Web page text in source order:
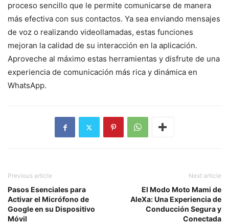
proceso sencillo que le permite comunicarse de manera
más efectiva con sus contactos. Ya sea enviando mensajes
de voz o realizando videollamadas, estas funciones
mejoran la calidad de su interacción en la aplicación.
Aproveche al máximo estas herramientas y disfrute de una
experiencia de comunicación más rica y dinámica en
WhatsApp.
Previous article
Pasos Esenciales para
Activar el Micrófono de
Google en su Dispositivo
Móvil
Next article
El Modo Moto Mami de
AleXa: Una Experiencia de
Conducción Segura y
Conectada